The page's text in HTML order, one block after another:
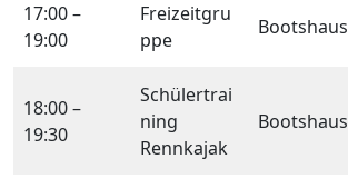
17:00 –
19:00
Freizeitgru
ppe
Bootshaus
18:00 –
19:30
Schülertrai
ning
Rennkajak
Bootshaus